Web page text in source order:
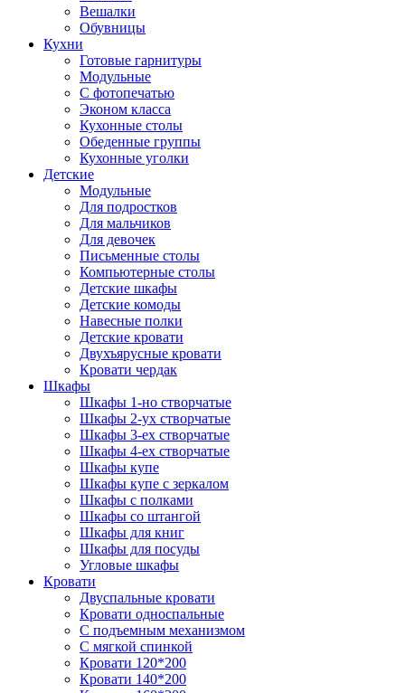
Вешалки
Обувницы
Кухни
Готовые гарнитуры
Модульные
С фотопечатью
Эконом класса
Кухонные столы
Обеденные группы
Кухонные уголки
Детские
Модульные
Для подростков
Для мальчиков
Для девочек
Письменные столы
Компьютерные столы
Детские шкафы
Детские комоды
Навесные полки
Детские кровати
Двухъярусные кровати
Кровати чердак
Шкафы
Шкафы 1-но створчатые
Шкафы 2-ух створчатые
Шкафы 3-ех створчатые
Шкафы 4-ех створчатые
Шкафы купе
Шкафы купе с зеркалом
Шкафы с полками
Шкафы со штангой
Шкафы для книг
Шкафы для посуды
Угловые шкафы
Кровати
Двуспальные кровати
Кровати односпальные
С подъемным механизмом
С мягкой спинкой
Кровати 120*200
Кровати 140*200